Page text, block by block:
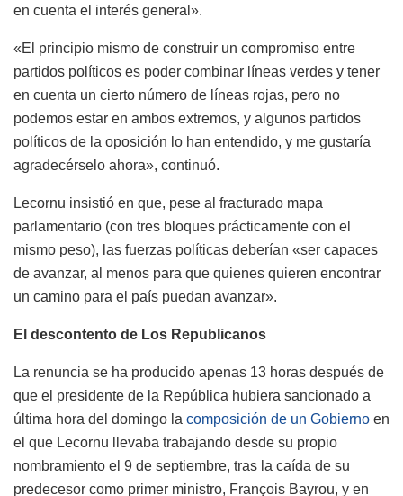
en cuenta el interés general».
«El principio mismo de construir un compromiso entre
partidos políticos es poder combinar líneas verdes y tener
en cuenta un cierto número de líneas rojas, pero no
podemos estar en ambos extremos, y algunos partidos
políticos de la oposición lo han entendido, y me gustaría
agradecérselo ahora», continuó.
Lecornu insistió en que, pese al fracturado mapa
parlamentario (con tres bloques prácticamente con el
mismo peso), las fuerzas políticas deberían «ser capaces
de avanzar, al menos para que quienes quieren encontrar
un camino para el país puedan avanzar».
El descontento de Los Republicanos
La renuncia se ha producido apenas 13 horas después de
que el presidente de la República hubiera sancionado a
última hora del domingo la composición de un Gobierno en
el que Lecornu llevaba trabajando desde su propio
nombramiento el 9 de septiembre, tras la caída de su
predecesor como primer ministro, François Bayrou, y en